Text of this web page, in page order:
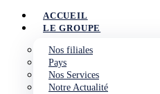
ACCUEIL
LE GROUPE
Nos filiales
Pays
Nos Services
Notre Actualité